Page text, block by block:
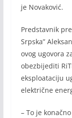
je Novaković.
Predstavnik
Srpska”
ovog ugovora
obezbijediti
eksploataciju
električne
– To je